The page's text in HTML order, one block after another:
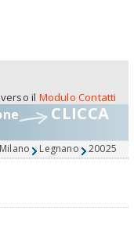
il Modulo Contatti
CLICCA
Legnano 20025